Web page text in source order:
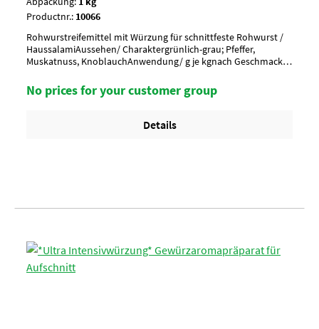
Productnr.: 10066
Rohwurstreifemittel mit Würzung für schnittfeste Rohwurst /
HaussalamiAussehen/ Charaktergrünlich-grau; Pfeffer,
Muskatnuss, KnoblauchAnwendung/ g je kgnach Geschmack,
PaletteArtikel-StatusHalal geeignet
No prices for your customer group
Details